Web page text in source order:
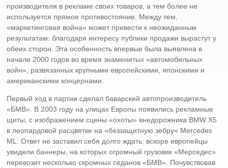
производителя в рекламе своих товаров, а тем более не
используется прямое противостояние. Между тем,
«маркетинговая война» может привести к неожиданным
результатам: благодаря интересу публики продажи вырастут у
обеих сторон. Эта особенность впервые была выявлена в
начале 2000 годов во время знаменитых «автомобильных
войн», развязанных крупными европейскими, японскими и
американскими концернами.
Первый ход в партии сделал баварский автопроизводитель
«БМВ». В 2003 году на улицах Европы появились рекламные
щиты, с изображением сцены «охоты» внедорожника BMW Х5
в леопардовой расцветке на «беззащитную зебру» Mercedes
ML. Ответ не заставил себя долго ждать: вскоре европейцы
увидели баннеры, на которых огромный грузовик «Мерседес»
перевозит несколько скромных седанов «БМВ». Почувствовав